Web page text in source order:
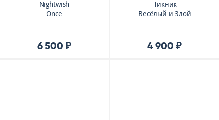
Nightwish
Once
6 500 ₽
Пикник
Весёлый и Злой
4 900 ₽